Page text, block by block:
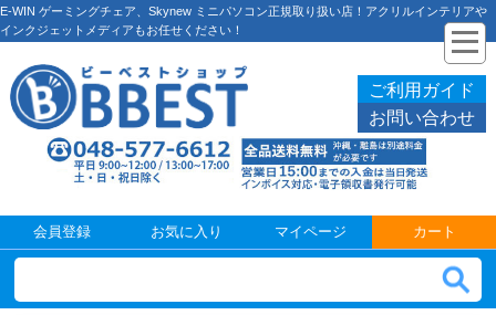
E-WIN ゲーミングチェア、Skynew ミニパソコン正規取り扱い店！アクリルインテリアや
インクジェットメディアもお任せください！
ご利用ガイド
お問い合わせ
会員登録 お気に入り マイページ カート